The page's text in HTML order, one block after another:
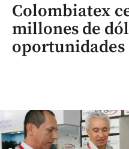
Colombiatex
millones de
oportunidades